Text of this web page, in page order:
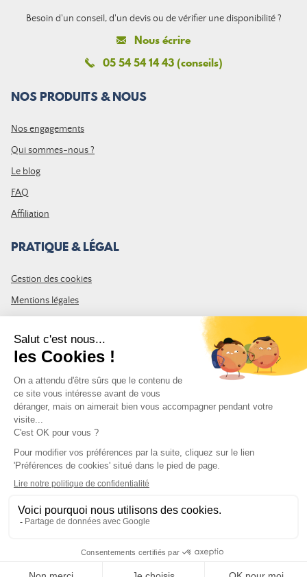
Besoin d'un conseil, d'un devis ou de vérifier une disponibilité ?
Nous écrire
05 54 54 14 43 (conseils)
NOS PRODUITS & NOUS
Nos engagements
Qui sommes-nous ?
Le blog
FAQ
Affiliation
PRATIQUE & LÉGAL
Gestion des cookies
Mentions légales
Plan du site
REJOIGNEZ LA COMMUNAUTÉ
Inscrivez-vous à la newsletter Leurre de la pêche et recevez un code
de 10% de remise valable sur votre première commande.
SUIVEZ-NOUS
© Leurre de la Pêche 2026